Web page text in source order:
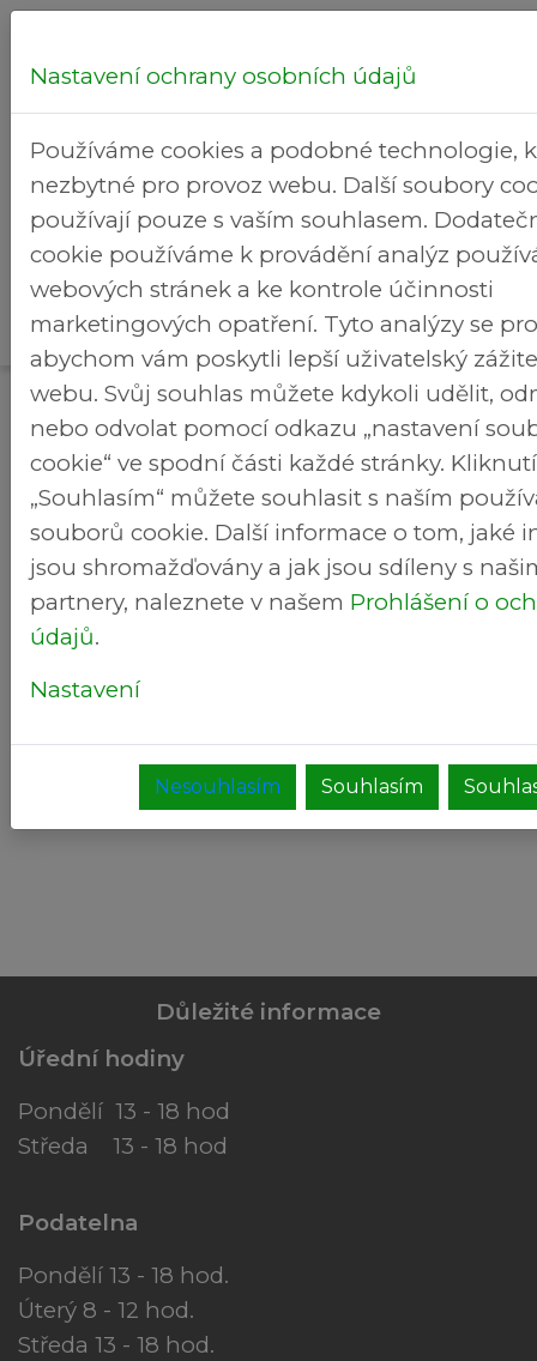
Hledej...
Brezineves.cz >
Kultura
čas
Rekreační
areál
Fotogalerie
Důležité informace
Úřední hodiny
Pondělí 13 - 18 hod
Středa 13 - 18 hod
Podatelna
Pondělí 13 - 18 hod.
Úterý 8 - 12 hod.
Středa 13 - 18 hod.
Nastavení ochrany osobních údajů
Používáme cookies a podobné technologie,
nezbytné pro provoz webu. Další soubory
používají pouze s vaším souhlasem.
cookie používáme k provádění analýz
webových stránek a ke kontrole účinnosti
marketingových opatření. Tyto analýzy se
abychom vám poskytli lepší uživatelský
webu. Svůj souhlas můžete kdykoli udělit,
nebo odvolat pomocí odkazu „nastavení
cookie“ ve spodní části každé stránky.
„Souhlasím“ můžete souhlasit s naším
souborů cookie. Další informace o tom, jaké
jsou shromažďovány a jak jsou sdíleny s
partnery, naleznete v našem Prohlášení o
údajů.
Nastavení
Nesouhlasím Souhlasím